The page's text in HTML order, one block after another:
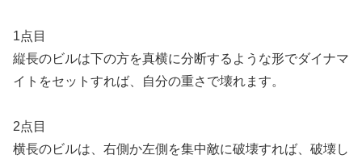
1点目
縦長のビルは下の方を真横に分断するような形でダイナマ
イトをセットすれば、自分の重さで壊れます。
2点目
横長のビルは、右側か左側を集中敵に破壊すれば、破壊し